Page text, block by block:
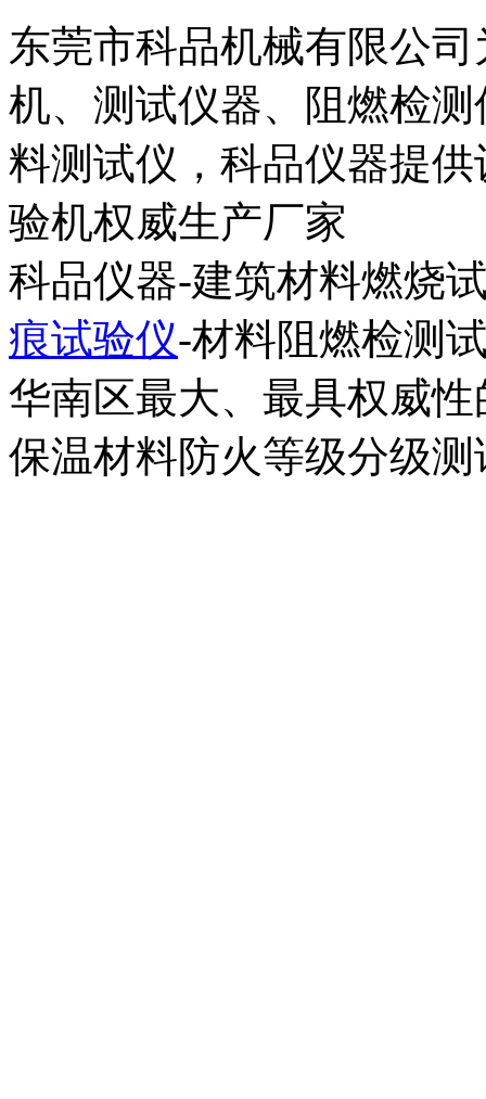
东莞市科品机械有限公
机、测试仪器、阻燃检
料测试仪，科品仪器提
验机权威生产厂家
科品仪器-建筑材料燃烧
痕试验仪-材料阻燃检测
华南区最大、最具权威
保温材料防火等级分级